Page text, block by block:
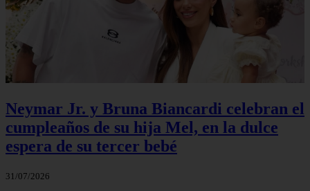
Neymar Jr. y Bruna Biancardi celebran el
cumpleaños de su hija Mel, en la dulce
espera de su tercer bebé
31/07/2026